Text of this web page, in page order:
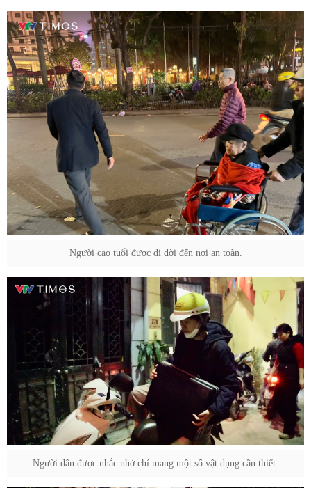
Người cao tuổi được di dời đến nơi an toàn.
Người dân được nhắc nhở chỉ mang một số vật dụng cần thiết.